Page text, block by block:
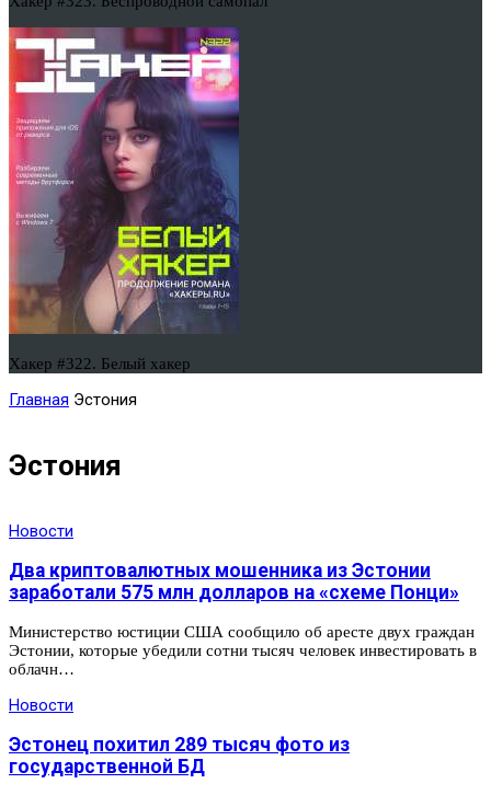
Хакер #322. Белый хакер
Главная Эстония
Эстония
Новости
Два криптовалютных мошенника из Эстонии
заработали 575 млн долларов на «схеме Понци»
Министерство юстиции США сообщило об аресте двух граждан
Эстонии, которые убедили сотни тысяч человек инвестировать в
облачн…
Новости
Эстонец похитил 289 тысяч фото из
государственной БД